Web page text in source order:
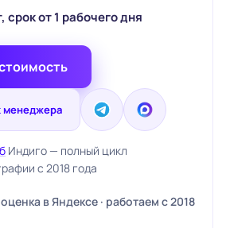
срок от 1 рабочего дня
менеджера
Индиго — полный цикл
с 2018 года
оценка в Яндексе · работаем с 2018